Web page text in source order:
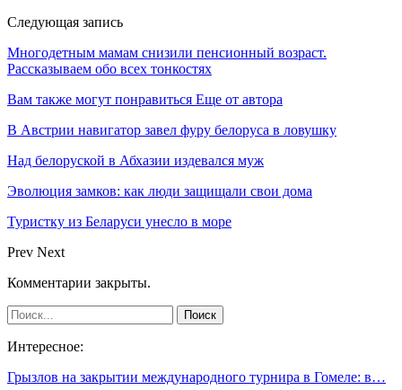
Следующая запись
Многодетным мамам снизили пенсионный возраст.
Рассказываем обо всех тонкостях
Вам также могут понравиться Еще от автора
В Австрии навигатор завел фуру белоруса в ловушку
Над белоруской в Абхазии издевался муж
Эволюция замков: как люди защищали свои дома
Туристку из Беларуси унесло в море
Prev Next
Комментарии закрыты.
Интересное:
Грызлов на закрытии международного турнира в Гомеле: в…